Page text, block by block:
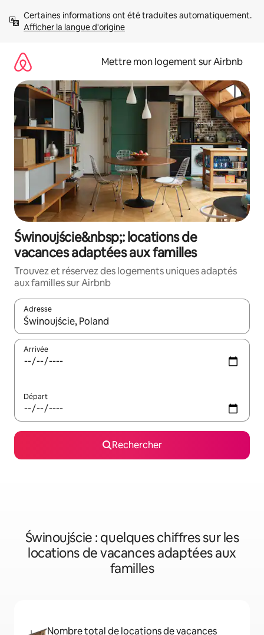
directement
Afficher la langue d'origine
Mettre mon logement sur Airbnb
Świnoujście&nbsp;: locations de
vacances adaptées aux familles
Trouvez et réservez des logements uniques adaptés
aux familles sur Airbnb
Adresse
Lorsque les résultats s'affichent, utilisez les flèches vers le
Arrivée
Départ
Rechercher
Świnoujście : quelques chiffres sur les
locations de vacances adaptées aux
familles
Nombre total de locations de vacances